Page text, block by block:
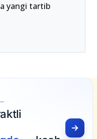
yangi tartib